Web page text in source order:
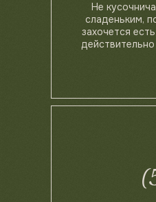
Не
сладеньким,
захочется